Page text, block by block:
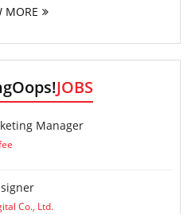
MORE
JOBS
Manager
Co., Ltd.